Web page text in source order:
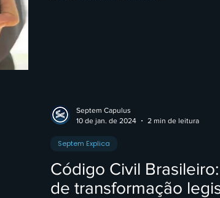
Código Civil
de transformação
Septem Explica
Septem Capulus
10 de jan. de 2024
2 min de leitura